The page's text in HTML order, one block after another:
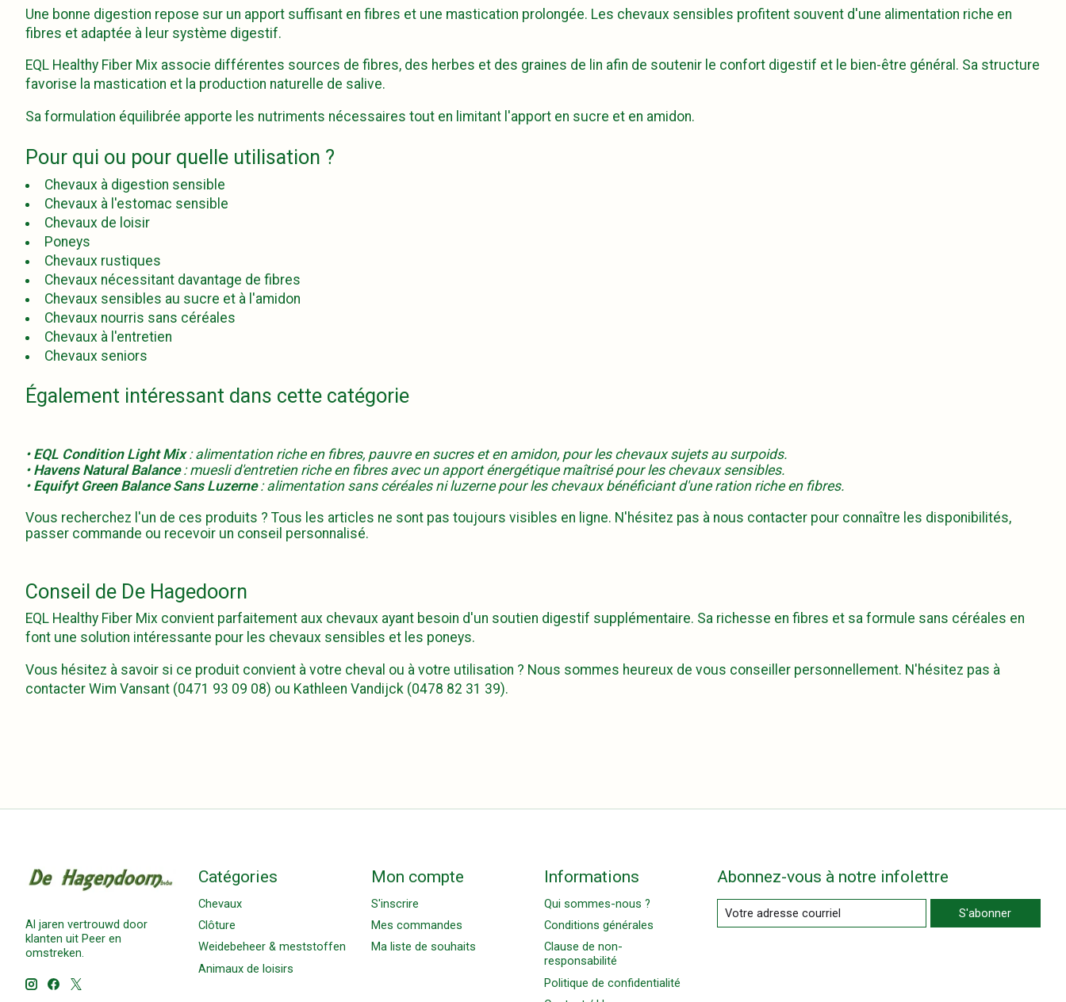
Une bonne digestion repose sur un apport suffisant en fibres et une mastication prolongée. Les chevaux sensibles profitent souvent d'une alimentation riche en
fibres et adaptée à leur système digestif.
EQL Healthy Fiber Mix associe différentes sources de fibres, des herbes et des graines de lin afin de soutenir le confort digestif et le bien-être général. Sa structure
favorise la mastication et la production naturelle de salive.
Sa formulation équilibrée apporte les nutriments nécessaires tout en limitant l'apport en sucre et en amidon.
Pour qui ou pour quelle utilisation ?
Chevaux à digestion sensible
Chevaux à l'estomac sensible
Chevaux de loisir
Poneys
Chevaux rustiques
Chevaux nécessitant davantage de fibres
Chevaux sensibles au sucre et à l'amidon
Chevaux nourris sans céréales
Chevaux à l'entretien
Chevaux seniors
Également intéressant dans cette catégorie
• EQL Condition Light Mix: alimentation riche en fibres, pauvre en sucres et en amidon, pour les chevaux sujets au surpoids.
• Havens Natural Balance: muesli d'entretien riche en fibres avec un apport énergétique maîtrisé pour les chevaux sensibles.
• Equifyt Green Balance Sans Luzerne: alimentation sans céréales ni luzerne pour les chevaux bénéficiant d'une ration riche en fibres.
Vous recherchez l'un de ces produits ? Tous les articles ne sont pas toujours visibles en ligne. N'hésitez pas à nous contacter pour connaître les disponibilités,
passer commande ou recevoir un conseil personnalisé.
Conseil de De Hagedoorn
EQL Healthy Fiber Mix convient parfaitement aux chevaux ayant besoin d'un soutien digestif supplémentaire. Sa richesse en fibres et sa formule sans céréales en
font une solution intéressante pour les chevaux sensibles et les poneys.
Vous hésitez à savoir si ce produit convient à votre cheval ou à votre utilisation ? Nous sommes heureux de vous conseiller personnellement. N'hésitez pas à
contacter Wim Vansant (0471 93 09 08) ou Kathleen Vandijck (0478 82 31 39).
Al jaren vertrouwd door
klanten uit Peer en
omstreken.
Catégories
Chevaux
Clôture
Weidebeheer & meststoffen
Animaux de loisirs
Mon compte
S'inscrire
Mes commandes
Ma liste de souhaits
Informations
Qui sommes-nous ?
Conditions générales
Clause de non-
responsabilité
Politique de confidentialité
Abonnez-vous à notre infolettre
S'abonner